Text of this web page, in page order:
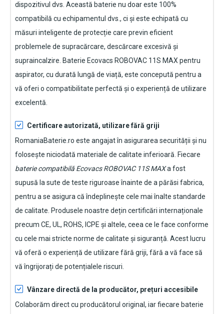
dispozitivul dvs. Această baterie nu doar este 100%
compatibilă cu echipamentul dvs., ci și este echipată cu
măsuri inteligente de protecție care previn eficient
problemele de supracărcare, descărcare excesivă și
supraincalzire. Baterie Ecovacs ROBOVAC 11S MAX pentru
aspirator, cu durată lungă de viață, este concepută pentru a
vă oferi o compatibilitate perfectă și o experiență de utilizare
excelentă.
Certificare autorizată, utilizare fără griji
RomaniaBaterie.ro este angajat în asigurarea securității și nu
folosește niciodată materiale de calitate inferioară. Fiecare
baterie compatibilă Ecovacs ROBOVAC 11S MAXa fost
supusă la sute de teste riguroase înainte de a părăsi fabrica,
pentru a se asigura că îndeplinește cele mai înalte standarde
de calitate. Produsele noastre dețin certificări internaționale
precum CE, UL, ROHS, ICPE și altele, ceea ce le face conforme
cu cele mai stricte norme de calitate și siguranță. Acest lucru
vă oferă o experiență de utilizare fără griji, fără a vă face să
vă îngrijorați de potențialele riscuri.
Vânzare directă de la producător, prețuri accesibile
Colaborăm direct cu producătorul original, iar fiecare baterie